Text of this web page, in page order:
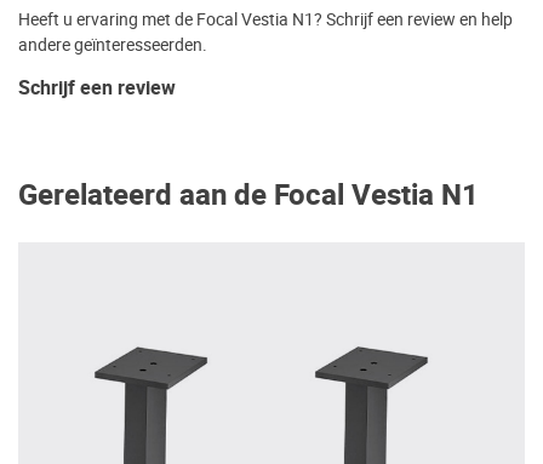
Heeft u ervaring met de Focal Vestia N1? Schrijf een review en help
andere geïnteresseerden.
Schrijf een review
Gerelateerd aan de Focal Vestia N1